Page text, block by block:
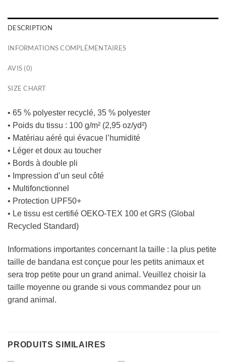
DESCRIPTION
INFORMATIONS COMPLÉMENTAIRES
AVIS (0)
SIZE CHART
• 65 % polyester recyclé, 35 % polyester
• Poids du tissu : 100 g/m² (2,95 oz/yd²)
• Matériau aéré qui évacue l’humidité
• Léger et doux au toucher
• Bords à double pli
• Impression d’un seul côté
• Multifonctionnel
• Protection UPF50+
• Le tissu est certifié OEKO-TEX 100 et GRS (Global
Recycled Standard)
Informations importantes concernant la taille : la plus petite
taille de bandana est conçue pour les petits animaux et
sera trop petite pour un grand animal. Veuillez choisir la
taille moyenne ou grande si vous commandez pour un
grand animal.
PRODUITS SIMILAIRES